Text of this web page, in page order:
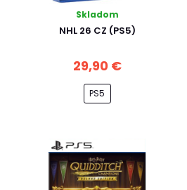
Skladom
NHL 26 CZ (PS5)
29,90 €
PS5